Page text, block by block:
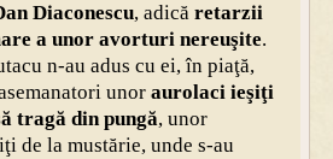
Diaconescu, adicăretarzii
a unor avorturi nereuşite.
n-au adus cu ei, în piaţă,
unor aurolaci ieşiţi
tragă din pungă, unor
de la mustărie, unde s-au